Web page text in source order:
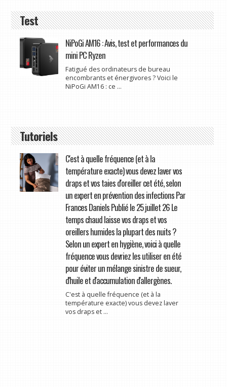
Test
NiPoGi AM16 : Avis, test et performances du
mini PC Ryzen
Fatigué des ordinateurs de bureau
encombrants et énergivores ? Voici le
NiPoGi AM16 : ce ...
Tutoriels
C'est à quelle fréquence (et à la
température exacte) vous devez laver vos
draps et vos taies d'oreiller cet été, selon
un expert en prévention des infections Par
Frances Daniels Publié le 25 juillet 26 Le
temps chaud laisse vos draps et vos
oreillers humides la plupart des nuits ?
Selon un expert en hygiène, voici à quelle
fréquence vous devriez les utiliser en été
pour éviter un mélange sinistre de sueur,
d'huile et d'accumulation d'allergènes.
C'est à quelle fréquence (et à la
température exacte) vous devez laver
vos draps et ...